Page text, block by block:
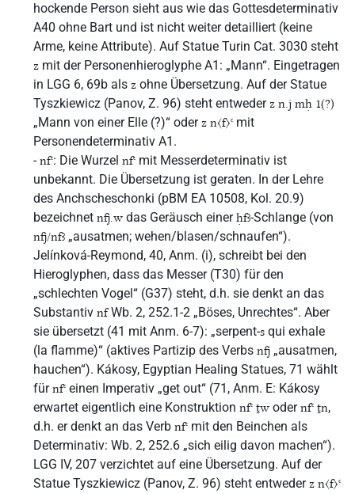
hockende Person sieht aus wie das Gottesdeterminativ
A40 ohne Bart und ist nicht weiter detailliert (keine
Arme, keine Attribute). Auf Statue Turin Cat. 3030 steht
z mit der Personenhieroglyphe A1: „Mann“. Eingetragen
in LGG 6, 69b als z ohne Übersetzung. Auf der Statue
Tyszkiewicz (Panov, Z. 96) steht entwederz n.j mḥ 1(?)
„Mann von einer Elle (?)“ oderz n〈f〉ꜥ mit
Personendeterminativ A1.
-nfꜥ: Die Wurzel nfꜥ mit Messerdeterminativ ist
unbekannt. Die Übersetzung ist geraten. In der Lehre
des Anchscheschonki (pBM EA 10508, Kol. 20.9)
bezeichnet nfj.w das Geräusch einerḥfꜣ-Schlange (von
nfj/nfꜣ „ausatmen; wehen/blasen/schnaufen“).
Jelínková-Reymond, 40, Anm. (i), schreibt bei den
Hieroglyphen, dass das Messer (T30) für den
„schlechten Vogel“ (G37) steht, d.h. sie denkt an das
Substantiv nfWb. 2, 252.1-2 „Böses, Unrechtes“. Aber
sie übersetzt (41 mit Anm. 6-7): „serpent-s qui exhale
(la flamme)“ (aktives Partizip des Verbs nfj „ausatmen,
hauchen“). Kákosy, Egyptian Healing Statues, 71 wählt
fürnfꜥ einen Imperativ „get out“ (71, Anm. E: Kákosy
erwartet eigentlich eine Konstruktion nfꜥ ṯw odernfꜥ ṯn,
d.h. er denkt an das Verb nfꜥ mit den Beinchen als
Determinativ: Wb. 2, 252.6 „sich eilig davon machen“).
LGG IV, 207 verzichtet auf eine Übersetzung. Auf der
Statue Tyszkiewicz (Panov, Z. 96) steht entwederz n〈f〉ꜥ